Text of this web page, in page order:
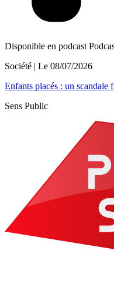
Disponible en podcast
Société | Le 08/07/2026
Enfants placés : un scandale
Sens Public